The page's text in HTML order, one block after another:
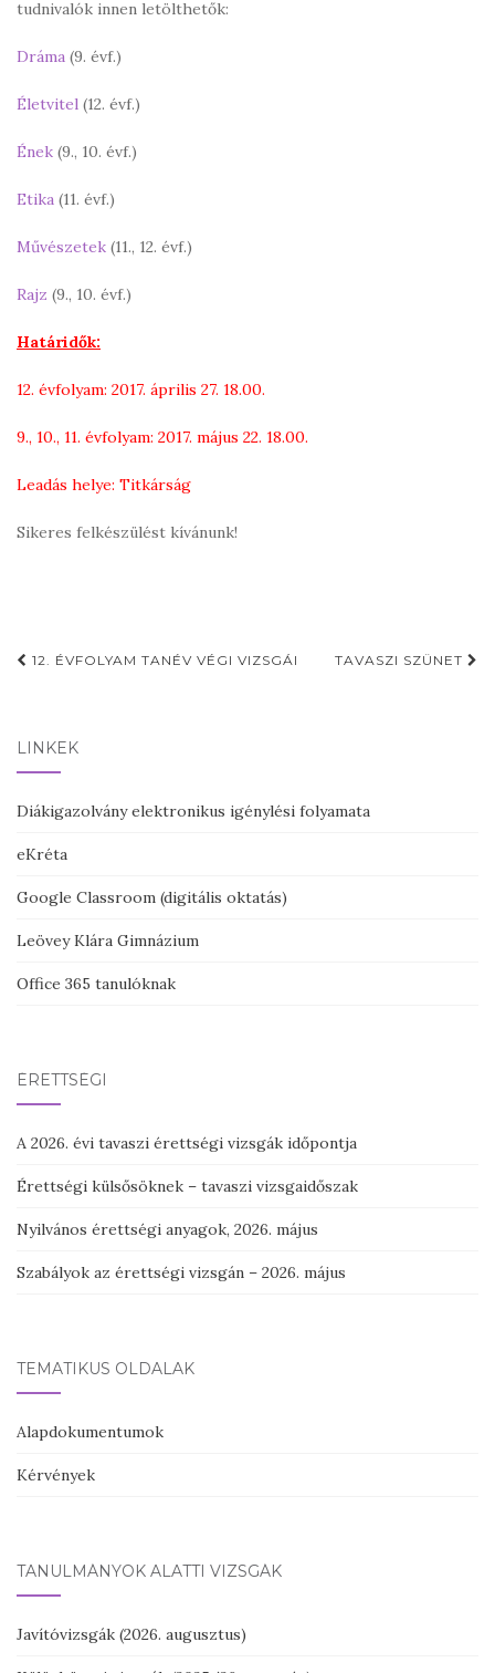
tudnivalók innen letölthetők:
Dráma (9. évf.)
Életvitel (12. évf.)
Ének (9., 10. évf.)
Etika (11. évf.)
Művészetek (11., 12. évf.)
Rajz (9., 10. évf.)
Határidők:
12. évfolyam: 2017. április 27. 18.00.
9., 10., 11. évfolyam: 2017. május 22. 18.00.
Leadás helye: Titkárság
Sikeres felkészülést kívánunk!
Post
12. ÉVFOLYAM TANÉV VÉGI VIZSGÁI TAVASZI SZÜNET
LINKEK
Diákigazolvány elektronikus igénylési folyamata
eKréta
Google Classroom (digitális oktatás)
Leövey Klára Gimnázium
Office 365 tanulóknak
ÉRETTSÉGI
A 2026. évi tavaszi érettségi vizsgák időpontja
Érettségi külsősöknek – tavaszi vizsgaidőszak
Nyilvános érettségi anyagok, 2026. május
Szabályok az érettségi vizsgán – 2026. május
TEMATIKUS OLDALAK
Alapdokumentumok
Kérvények
TANULMÁNYOK ALATTI VIZSGÁK
Javítóvizsgák (2026. augusztus)